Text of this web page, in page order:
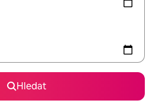
Hledat